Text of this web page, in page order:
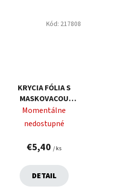
KRYCIA FÓLIA S
MASKOVACOU
PÁSKOU 55CMX30M
Momentálne
nedostupné
€5,40 / ks
DETAIL
Kód: 217808